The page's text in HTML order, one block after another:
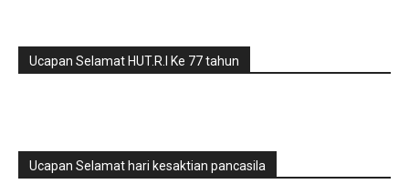
Ucapan Selamat HUT.R.I Ke 77 tahun
Ucapan Selamat hari kesaktian pancasila